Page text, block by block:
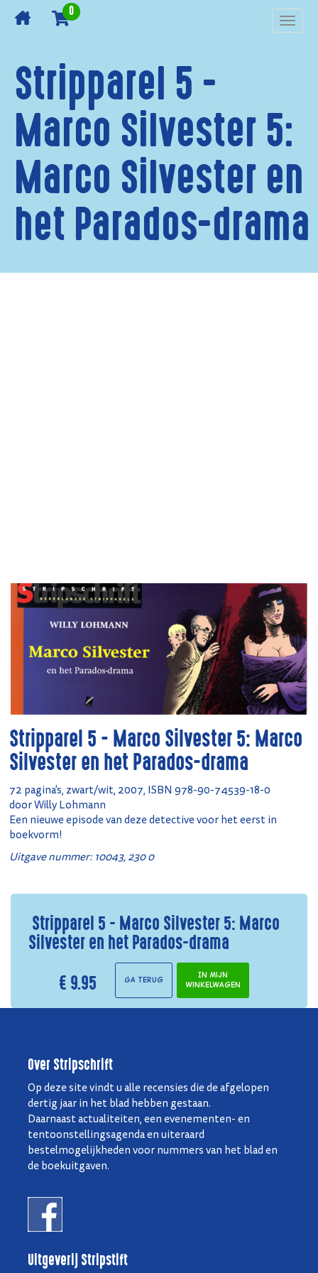
0
Stripparel 5 -
Marco Silvester 5:
Marco Silvester en
het Parados-drama
Stripparel 5 - Marco Silvester 5: Marco
Silvester en het Parados-drama
72 pagina's, zwart/wit, 2007, ISBN 978-90-74539-18-0
door Willy Lohmann
Een nieuwe episode van deze detective voor het eerst in
boekvorm!
Uitgave nummer: 10043, 230 0
Stripparel 5 - Marco Silvester 5: Marco
Silvester en het Parados-drama
€ 9.95
Ga terug
In mijn
winkelwagen
Over Stripschrift
Op deze site vindt u alle recensies die de afgelopen
dertig jaar in het blad hebben gestaan.
Daarnaast actualiteiten, een evenementen- en
tentoonstellingsagenda en uiteraard
bestelmogelijkheden voor nummers van het blad en
de boekuitgaven.
Uitgeverij Stripstift